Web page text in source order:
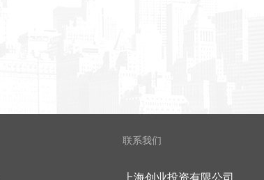
联系我们